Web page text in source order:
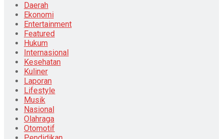
Daerah
Ekonomi
Entertainment
Featured
Hukum
Internasional
Kesehatan
Kuliner
Laporan
Lifestyle
Musik
Nasional
Olahraga
Otomotif